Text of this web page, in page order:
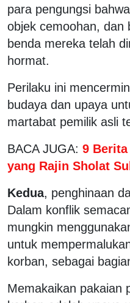
para pengungsi
objek cemoohan, dan
benda mereka telah
hormat.
Perilaku ini
budaya dan upaya
martabat pemilik asli
BACA JUGA: 9
yang Rajin Sholat
Kedua, penghinaan
Dalam konflik
mungkin
untuk
korban, sebagai
Memakaikan pakaian